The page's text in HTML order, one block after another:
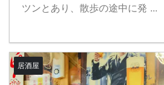
ツンとあり、散歩の途中に発 ...
居酒屋